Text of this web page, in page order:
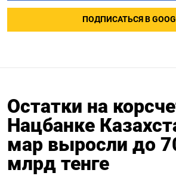
ПОДПИСАТЬСЯ В
Остатки на
Нацбанке
мар выросли до
млрд тенге